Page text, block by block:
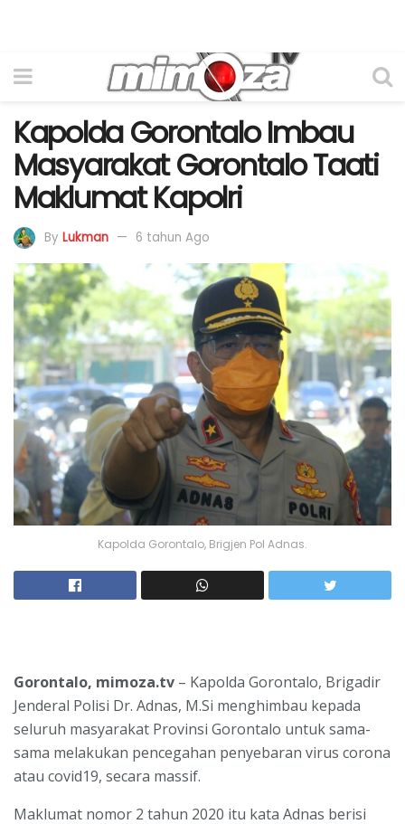
Kapolda Gorontalo Imbau
Masyarakat Gorontalo Taati
Maklumat Kapolri
By Lukman 6 tahun Ago
Kapolda Gorontalo, Brigjen Pol Adnas.
Gorontalo, mimoza.tv – Kapolda Gorontalo, Brigadir
Jenderal Polisi Dr. Adnas, M.Si menghimbau kepada
seluruh masyarakat Provinsi Gorontalo untuk sama-
sama melakukan pencegahan penyebaran virus corona
atau covid19, secara massif.
Maklumat nomor 2 tahun 2020 itu kata Adnas berisi